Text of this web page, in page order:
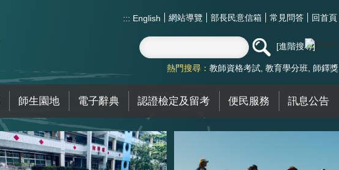
::: English 網站導覽 部長民意信箱 常見問答 回首頁
進階搜尋
熱門搜尋： 教師資格考試 教育學分班 師鐸獎
師生園地 電子辭典 認證檢定及留考 便民服務 訊息公告